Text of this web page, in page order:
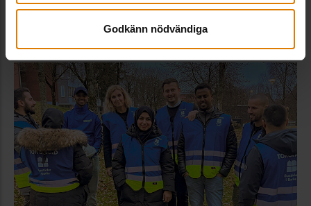
Godkänn nödvändiga
Boende, Lokaler